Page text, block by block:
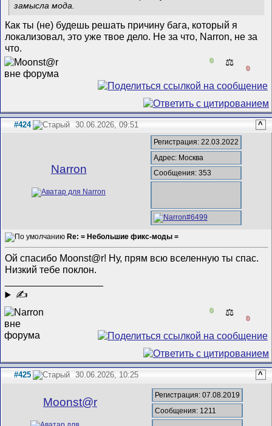
замысла мода.
Как ты (не) будешь решать причину бага, который я
локализовал, это уже твое дело. Не за что, Narron, не за
что.
0 ⚖️
0
#424 30.06.2026, 09:51 ^
Narron
Регистрация: 22.03.2022
Адрес: Москва
Сообщения: 353
Re: = Небольшие фикс-моды =
Ой спасибо Moonst@r! Ну, прям всю вселенную ты спас.
Низкий тебе поклон.
✍
0 ⚖️
0
#425 30.06.2026, 10:25 ^
Mооnst@r
Регистрация: 07.08.2019
Сообщения: 1211